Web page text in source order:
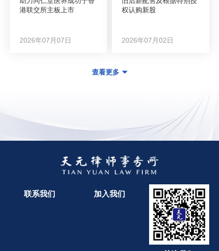
港联交所主板上市
2026年07月07日
权认购新股
2026年07月02日
查看更多
联系我们 加入我们